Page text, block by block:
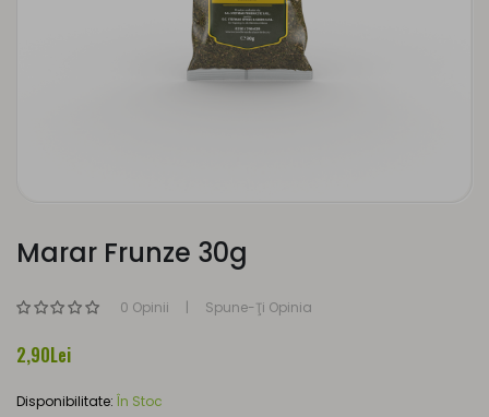
Marar Frunze 30g
0 Opinii Spune-Ţi Opinia
2,90Lei
Disponibilitate: În Stoc